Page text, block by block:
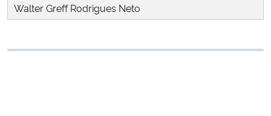
Ministério da Saúde
Walter Greff Rodrigues Neto